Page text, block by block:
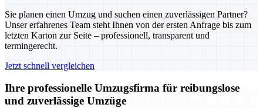
Sie planen einen Umzug und suchen einen zuverlässigen Partner?
Unser erfahrenes Team steht Ihnen von der ersten Anfrage bis zum
letzten Karton zur Seite – professionell, transparent und
termingerecht.
Jetzt schnell vergleichen
Ihre professionelle Umzugsfirma für reibungslose
und zuverlässige Umzüge